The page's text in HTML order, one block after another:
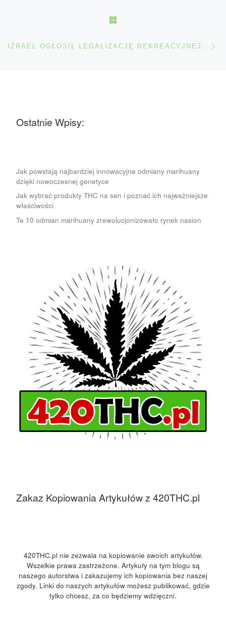
IZRAEL OGŁOSIŁ LEGALIZACJĘ REKREACYJNEJ MARIHUANY
Ostatnie Wpisy:
Jak powstają najbardziej innowacyjne odmiany marihuany
dzięki nowoczesnej genetyce
Jak wybrać produkty THC na sen i poznać ich najważniejsze
właściwości
Te 10 odmian marihuany zrewolucjonizowało rynek nasion
Zakaz Kopiowania Artykułów z 420THC.pl
420THC.pl nie zezwala na kopiowanie swoich artykułów.
Wszelkie prawa zastrzeżone. Artykuły na tym blogu są
naszego autorstwa i zakazujemy ich kopiowania bez naszej
zgody. Linki do naszych artykułów możesz publikować, gdzie
tylko chcesz, za co będziemy wdzięczni.